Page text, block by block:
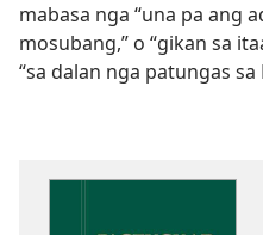
mabasa nga “una pa ang
mosubang,” o “gikan sa
“sa dalan nga patungas sa